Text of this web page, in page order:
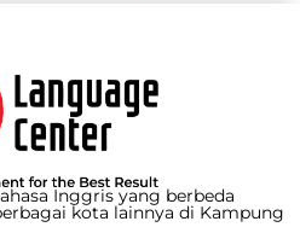
Inggris yang berbeda
kota lainnya di Kampung